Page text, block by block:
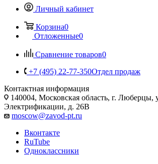
Личный кабинет
Корзина0
Отложенные0
Сравнение товаров0
+7 (495) 22-77-350Отдел продаж
Контактная информация
140004, Московская область, г. Люберцы,
Электрификации, д. 26В
moscow@zavod-pt.ru
Вконтакте
RuTube
Одноклассники